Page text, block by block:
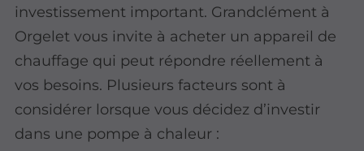
investissement important. Grandclément à
Orgelet vous invite à acheter un appareil de
chauffage qui peut répondre réellement à
vos besoins. Plusieurs facteurs sont à
considérer lorsque vous décidez d’investir
dans une pompe à chaleur :